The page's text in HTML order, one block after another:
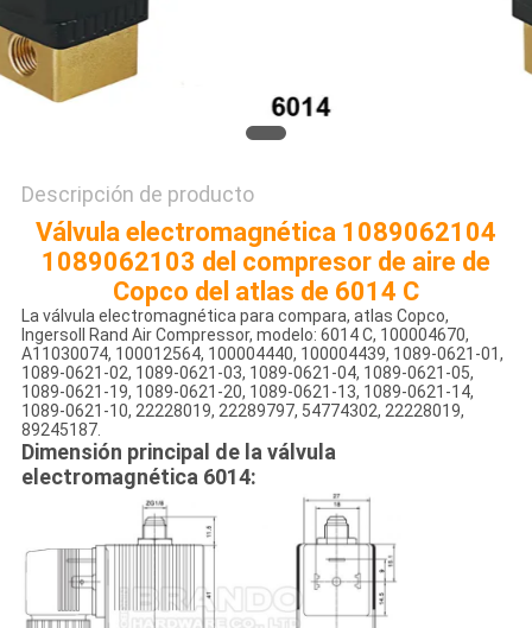
Descripción de producto
Válvula electromagnética 1089062104
1089062103 del compresor de aire de
Copco del atlas de 6014 C
La válvula electromagnética para compara, atlas Copco,
Ingersoll Rand Air Compressor, modelo: 6014 C, 100004670,
A11030074, 100012564, 100004440, 100004439, 1089-0621-01,
1089-0621-02, 1089-0621-03, 1089-0621-04, 1089-0621-05,
1089-0621-19, 1089-0621-20, 1089-0621-13, 1089-0621-14,
1089-0621-10, 22228019, 22289797, 54774302, 22228019,
89245187.
Dimensión principal de la válvula
electromagnética 6014: